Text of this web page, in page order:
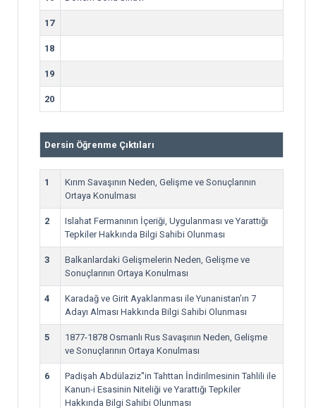
17
18
19
20
Dersin Öğrenme Çıktıları
1
Kırım Savaşının Neden, Gelişme ve Sonuçlarının
Ortaya Konulması
2
Islahat Fermanının İçeriği, Uygulanması ve Yarattığı
Tepkiler Hakkında Bilgi Sahibi Olunması
3
Balkanlardaki Gelişmelerin Neden, Gelişme ve
Sonuçlarının Ortaya Konulması
4
Karadağ ve Girit Ayaklanması ile Yunanistan’ın 7
Adayı Alması Hakkında Bilgi Sahibi Olunması
5
1877-1878 Osmanlı Rus Savaşının Neden, Gelişme
ve Sonuçlarının Ortaya Konulması
6
Padişah Abdülaziz''in Tahttan İndirilmesinin Tahlili ile
Kanun-i Esasinin Niteliği ve Yarattığı Tepkiler
Hakkında Bilgi Sahibi Olunması